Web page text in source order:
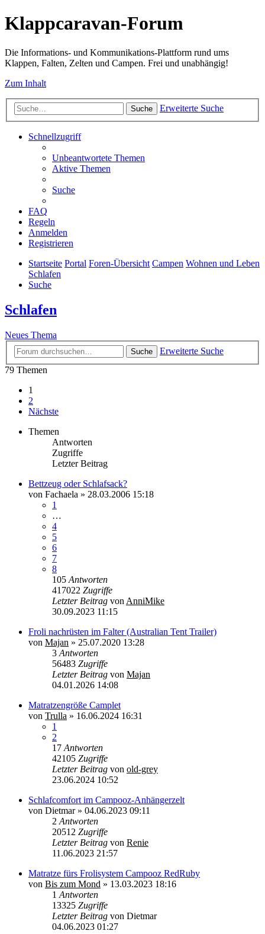
Klappcaravan-Forum
Die Informations- und Kommunikations-Plattform rund ums
Klappen, Falten, Zelten und Campen. Frei und unabhängig!
Zum Inhalt
Suche Erweiterte Suche
Schnellzugriff
Unbeantwortete Themen
Aktive Themen
Suche
FAQ
Regeln
Anmelden
Registrieren
Startseite Portal Foren-Übersicht Campen Wohnen und Leben
Schlafen
Suche
Schlafen
Neues Thema
Suche
Erweiterte Suche
79 Themen
1
2
Nächste
Themen
Antworten
Zugriffe
Letzter Beitrag
Bettzeug oder Schlafsack?
von Fachaela » 28.03.2006 15:18
1
…
4
5
6
7
8
105 Antworten
417022 Zugriffe
Letzter Beitrag von AnniMike
30.09.2023 11:15
Froli nachrüsten im Falter (Australian Tent Trailer)
von Majan » 25.07.2020 13:28
3 Antworten
56483 Zugriffe
Letzter Beitrag von Majan
04.01.2026 14:08
Matratzengröße Camplet
von Trulla » 16.06.2024 16:31
1
2
17 Antworten
42105 Zugriffe
Letzter Beitrag von old-grey
23.06.2024 10:52
Schlafcomfort im Campooz-Anhängerzelt
von Dietmar» 04.06.2023 09:11
2 Antworten
20512 Zugriffe
Letzter Beitrag von Renie
11.06.2023 21:57
Matratze fürs Frolisystem Campooz RedRuby
von Bis zum Mond » 13.03.2023 18:16
1 Antworten
13325 Zugriffe
Letzter Beitrag von Dietmar
04.06.2023 01:27